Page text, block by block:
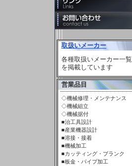
取扱いメーカー
各種取扱いメーカー一覧
を掲載しています
営業品目
◇機械修理・メンテナンス
◇機械組立
◇機械据付
■治工具設計
■産業機器設計
■溶接・接着
■機械加工
■カッティング・ブランク
■板金・パイプ加工